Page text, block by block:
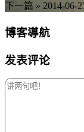
下一篇 » 2014-06-
博客導航
发表评论